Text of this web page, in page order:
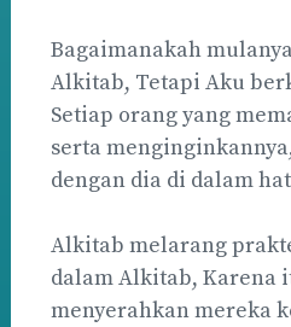
Bagaimanakah
Alkitab, Tetapi Aku
Setiap orang yang
serta
dengan dia di dalam
Alkitab melarang
dalam Alkitab, Karena
menyerahkan mereka